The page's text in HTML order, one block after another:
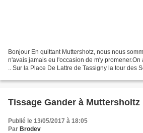
Bonjour En quittant Muttershotz, nous nous
n'avais jamais eu l'occasion de m'y
.. Sur la Place De Lattre de Tassigny la tour des
Tissage Gander à Muttersholtz
Publié le 13/05/2017 à 18:05
Par Brodev